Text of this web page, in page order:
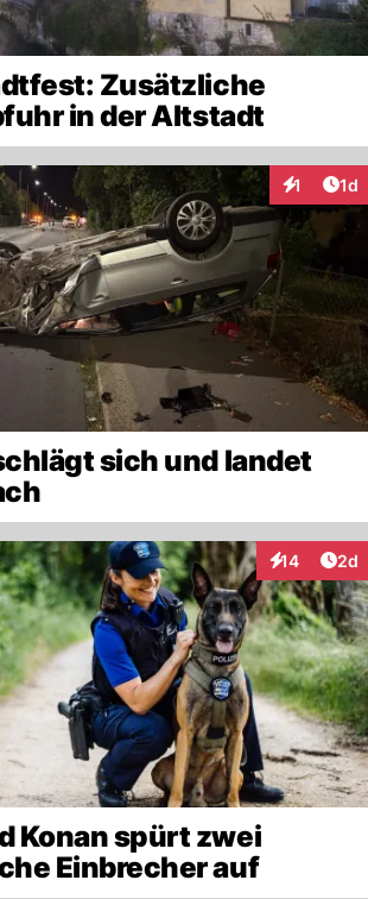
Zusätzliche
in der Altstadt
1 1d
sich und landet
14
Interaktionen
2d
Konan spürt zwei
Einbrecher auf